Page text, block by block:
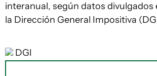
interanual, según datos divulgados
la Dirección General Impositiva
DGI